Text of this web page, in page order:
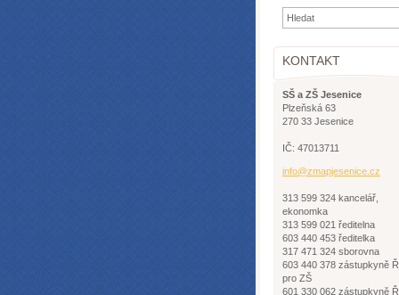
KONTAKT
SŠ a ZŠ Jesenice
Plzeňská 63
270 33 Jesenice
IČ: 47013711
info@zmapjesenice.cz
313 599 324 kancelář,
ekonomka
313 599 021 ředitelna
603 440 453 ředitelka
317 471 324 sborovna
603 440 378 zástupkyně
pro ZŠ
601 330 062 zástupkyně